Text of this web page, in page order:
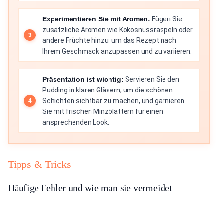
Experimentieren Sie mit Aromen: Fügen Sie
zusätzliche Aromen wie Kokosnussraspeln oder
andere Früchte hinzu, um das Rezept nach
Ihrem Geschmack anzupassen und zu variieren.
Präsentation ist wichtig: Servieren Sie den
Pudding in klaren Gläsern, um die schönen
Schichten sichtbar zu machen, und garnieren
Sie mit frischen Minzblättern für einen
ansprechenden Look.
Tipps & Tricks
Häufige Fehler und wie man sie vermeidet